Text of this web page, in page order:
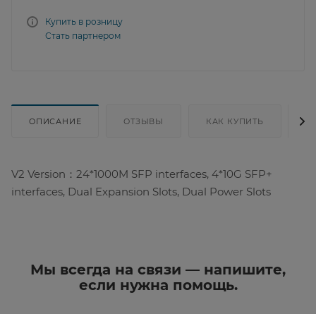
Купить в розницу
Стать партнером
ОПИСАНИЕ ОТЗЫВЫ КАК КУПИТЬ
V2 Version：24*1000M SFP interfaces, 4*10G SFP+
interfaces, Dual Expansion Slots, Dual Power Slots
Мы всегда на связи — напишите,
если нужна помощь.